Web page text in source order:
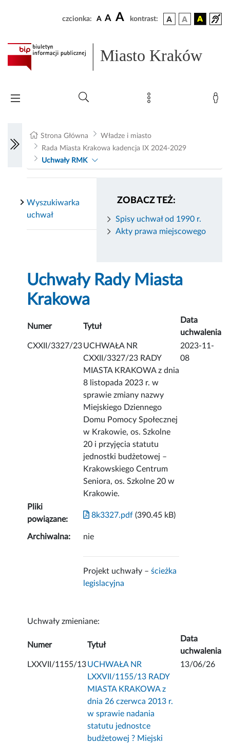
czcionka: A A A kontrast:
Miasto Kraków
Strona Główna
Władze i miasto
Rada Miasta Krakowa kadencja IX 2024-2029
Uchwały RMK
ZOBACZ TEŻ:
Spisy uchwał od 1990 r.
Akty prawa miejscowego
Wyszukiwarka
uchwał
Uchwały Rady Miasta
Krakowa
Numer Tytuł
Data
uchwalenia
CXXII/3327/23UCHWAŁA NR
CXXII/3327/23 RADY
MIASTA KRAKOWA z dnia
8 listopada 2023 r. w
sprawie zmiany nazwy
Miejskiego Dziennego
Domu Pomocy Społecznej
w Krakowie, os. Szkolne
20 i przyjęcia statutu
jednostki budżetowej –
Krakowskiego Centrum
Seniora, os. Szkolne 20 w
Krakowie.
2023-11-
08
Pliki
powiązane:
8k3327.pdf (390.45 kB)
Archiwalna: nie
Projekt uchwały –ścieżka
legislacyjna
Uchwały zmieniane:
Numer Tytuł
Data
uchwalenia
LXXVII/1155/13UCHWAŁA NR
LXXVII/1155/13 RADY
MIASTA KRAKOWA z
dnia 26 czerwca 2013 r.
w sprawie nadania
statutu jednostce
budżetowej ? Miejski
13/06/26